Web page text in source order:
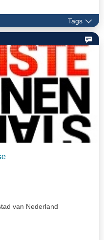
van het programma is
Tags
van Nederland